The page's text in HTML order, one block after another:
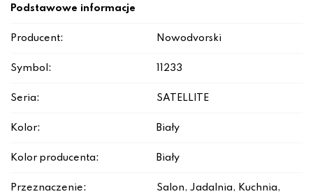
Podstawowe informacje
Producent: Nowodvorski
Symbol: 11233
Seria: SATELLITE
Kolor: Biały
Kolor producenta: Biały
Przeznaczenie:
Salon, Jadalnia, Kuchnia,